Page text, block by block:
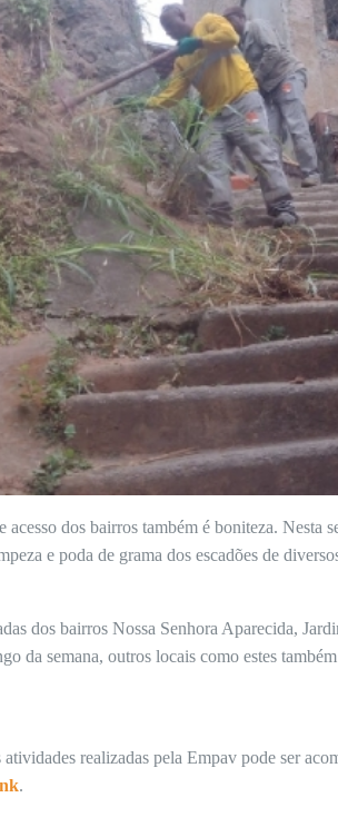
acesso dos bairros também é boniteza. Nesta
e poda de grama dos escadões de
dos bairros Nossa Senhora Aparecida,
da semana, outros locais como estes
realizadas pela Empav pode ser
.